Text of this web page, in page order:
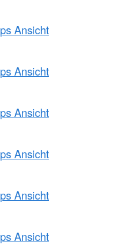
Ansicht
Ansicht
Ansicht
Ansicht
Ansicht
Ansicht